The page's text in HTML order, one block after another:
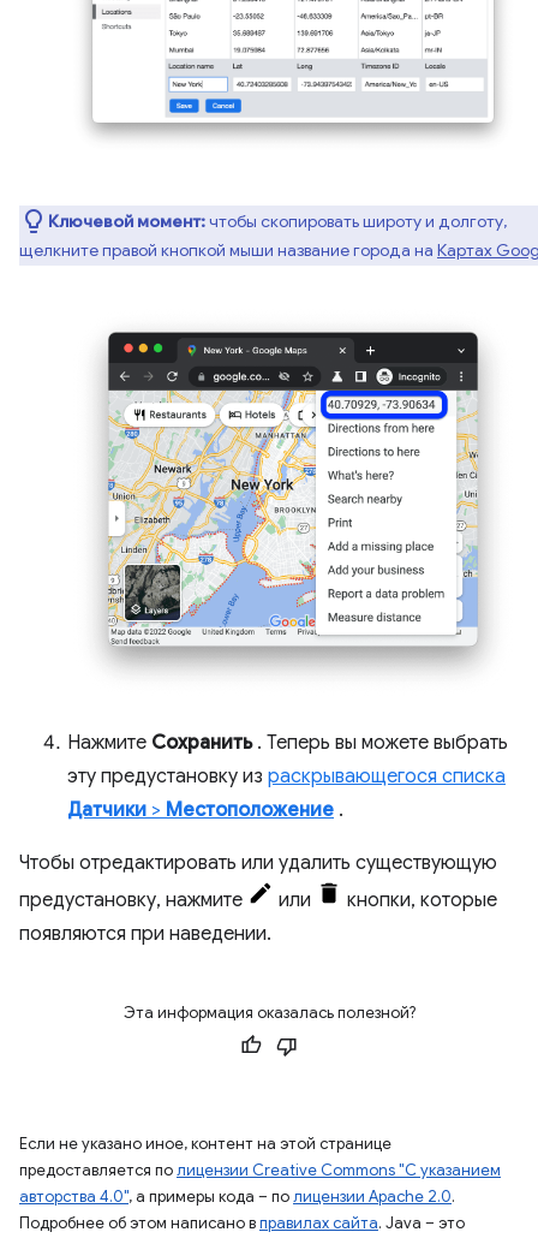
Ключевой момент:чтобы скопировать широту и долготу,
щелкните правой кнопкой мыши название города на Картах
Нажмите Сохранить. Теперь вы можете выбрать
эту предустановку из раскрывающегося списка
Датчики > Местоположение .
Чтобы отредактировать или удалить существующую
предустановку, нажмите
или
кнопки, которые
появляются при наведении.
Эта информация оказалась полезной?
Если не указано иное, контент на этой странице
предоставляется полицензии Creative Commons "С указанием
авторства 4.0", а примеры кода – полицензии Apache 2.0.
Подробнее об этом написано вправилах сайта. Java – это